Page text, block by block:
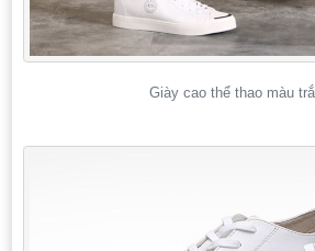
Giày cao thể thao màu